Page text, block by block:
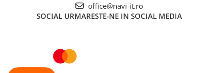
office@navi-it.ro
SOCIAL URMARESTE-NE IN SOCIAL MEDIA